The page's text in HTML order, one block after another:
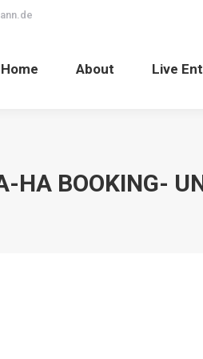
Home About Live
HA BOOKING-